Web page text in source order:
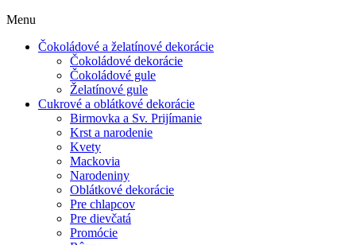
Menu
Čokoládové a želatínové dekorácie
Čokoládové dekorácie
Čokoládové gule
Želatínové gule
Cukrové a oblátkové dekorácie
Birmovka a Sv. Prijímanie
Krst a narodenie
Kvety
Mackovia
Narodeniny
Oblátkové dekorácie
Pre chlapcov
Pre dievčatá
Promócie